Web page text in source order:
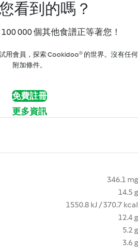
看到的嗎？
000 個其他食譜正等著您！
用會員，探索 Cookidoo® 的世界。沒有任何
附加條件。
免費註冊
更多資訊
346.1 mg
14.5 g
1550.8 kJ / 370.7 kcal
12.4 g
5.2 g
3.6 g